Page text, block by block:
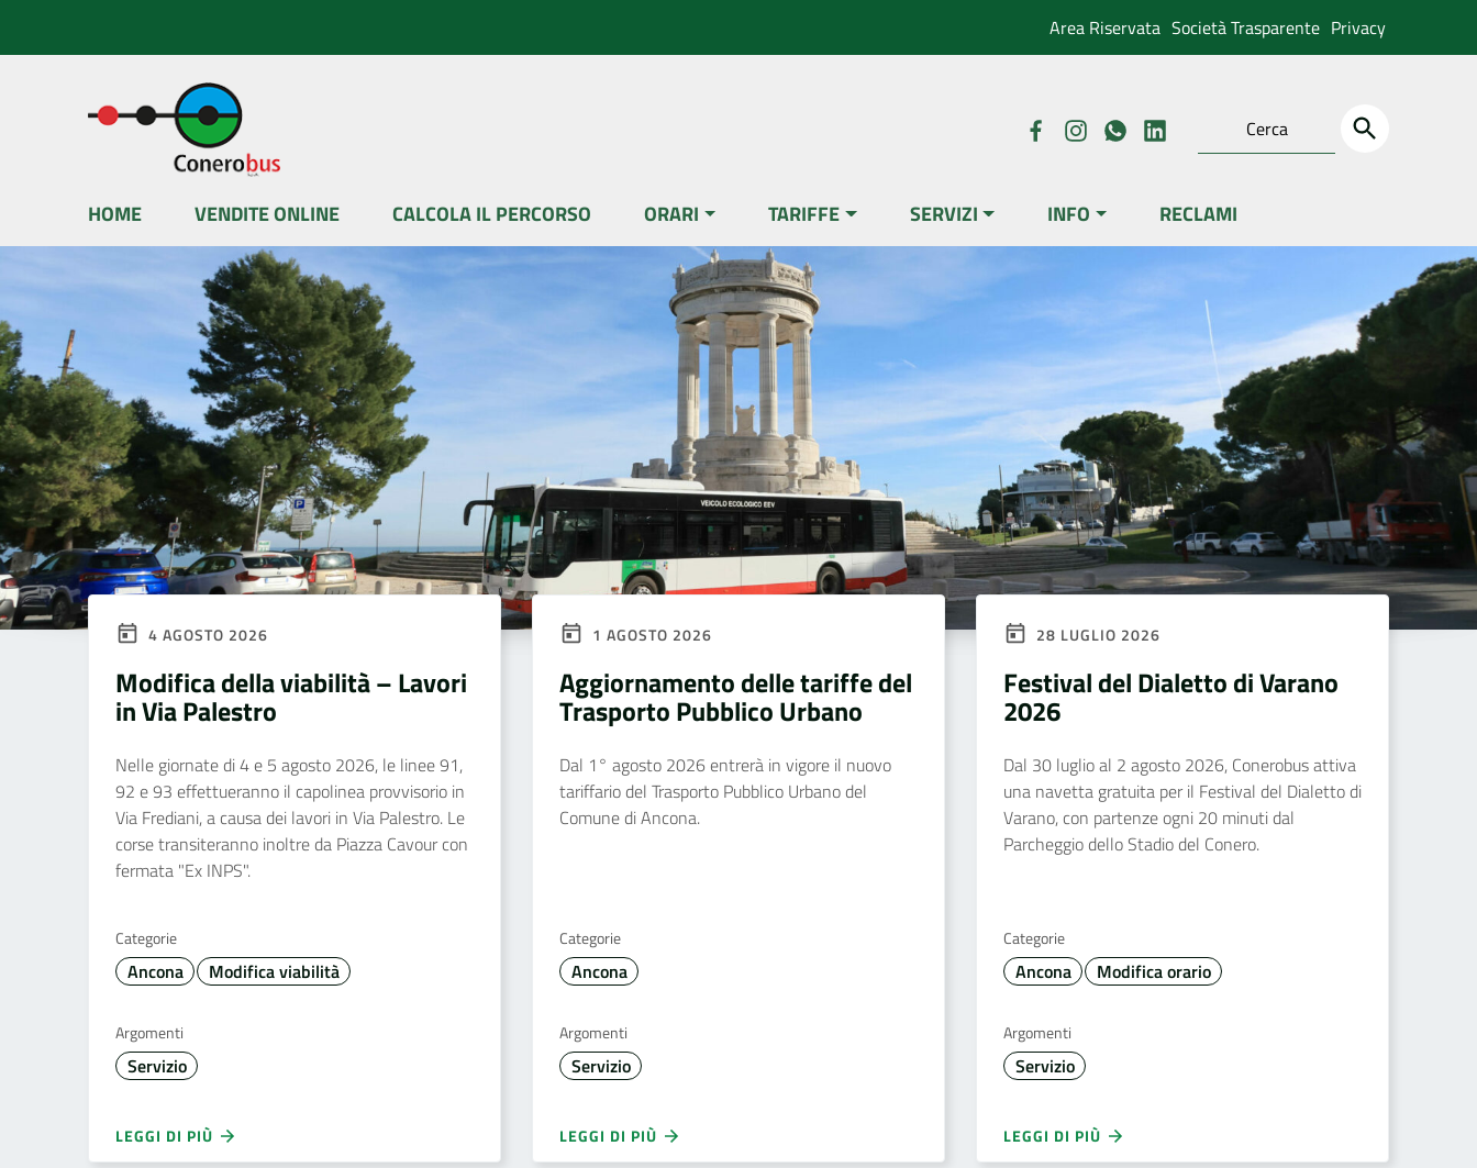
Area Riservata Società Trasparente Privacy
HOME VENDITE ONLINE CALCOLA IL PERCORSO ORARI TARIFFE SERVIZI INFO RECLAMI
4 AGOSTO 2026
Modifica della viabilità – Lavori
in Via Palestro
Nelle giornate di 4 e 5 agosto 2026, le linee 91,
92 e 93 effettueranno il capolinea provvisorio in
Via Frediani, a causa dei lavori in Via Palestro. Le
corse transiteranno inoltre da Piazza Cavour con
fermata "Ex INPS".
Categorie
Ancona Modifica viabilità
Argomenti
Servizio
LEGGI DI PIÙ
1 AGOSTO 2026
Aggiornamento delle tariffe del
Trasporto Pubblico Urbano
Dal 1° agosto 2026 entrerà in vigore il nuovo
tariffario del Trasporto Pubblico Urbano del
Comune di Ancona.
Categorie
Ancona
Argomenti
Servizio
LEGGI DI PIÙ
28 LUGLIO 2026
Festival del Dialetto di Varano
2026
Dal 30 luglio al 2 agosto 2026, Conerobus attiva
una navetta gratuita per il Festival del Dialetto di
Varano, con partenze ogni 20 minuti dal
Parcheggio dello Stadio del Conero.
Categorie
Ancona Modifica orario
Argomenti
Servizio
LEGGI DI PIÙ